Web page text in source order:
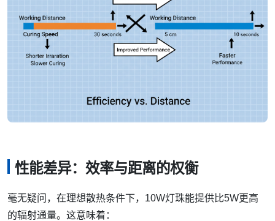
性能差异：效率与距离的权衡
毫无疑问，在理想散热条件下，10W灯珠能提供比5W更高
的辐射通量。这意味着：